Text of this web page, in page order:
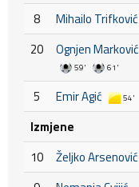
8 Mihailo Trifković
20 Ognjen Marković
59'
61'
5 Emir Agić 54'
Izmjene
10
Željko Arsenović